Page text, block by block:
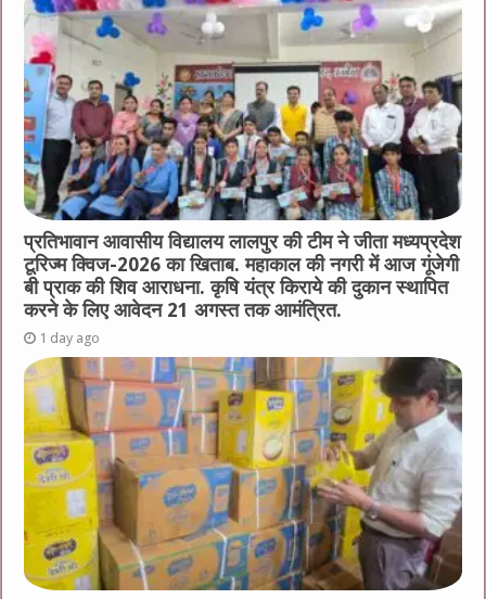
प्रतिभावान आवासीय विद्यालय लालपुर की टीम ने जीता मध्यप्रदेश
टूरिज्म क्विज-2026 का खिताब. महाकाल की नगरी में आज गूंजेगी
बी प्राक की शिव आराधना. कृषि यंत्र किराये की दुकान स्थापित
करने के लिए आवेदन 21 अगस्त तक आमंत्रित.
1 day ago